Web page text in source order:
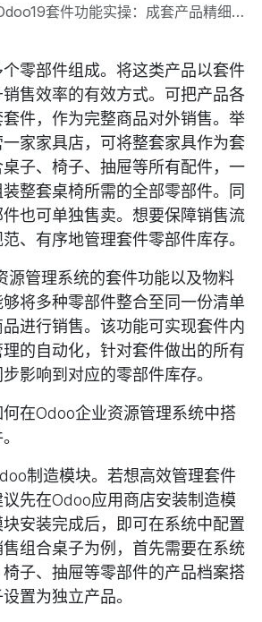
套件功能实操：成套产品精细化库存与销售管理
零部件组成。将这类产品以套件
售效率的有效方式。可把产品各
件，作为完整商品对外销售。举
家家具店，可将整套家具作为套
子、椅子、抽屉等所有配件，一
整套桌椅所需的全部零部件。同
也可单独售卖。想要保障销售流
、有序地管理套件零部件库存。
源管理系统的套件功能以及物料
将多种零部件整合至同一份清单
进行销售。该功能可实现套件内
的自动化，针对套件做出的所有
影响到对应的零部件库存。
在Odoo企业资源管理系统中搭
制造模块。若想高效管理套件
先在Odoo应用商店安装制造模
安装完成后，即可在系统中配置
组合桌子为例，首先需要在系统
子、抽屉等零部件的产品档案搭
置为独立产品。